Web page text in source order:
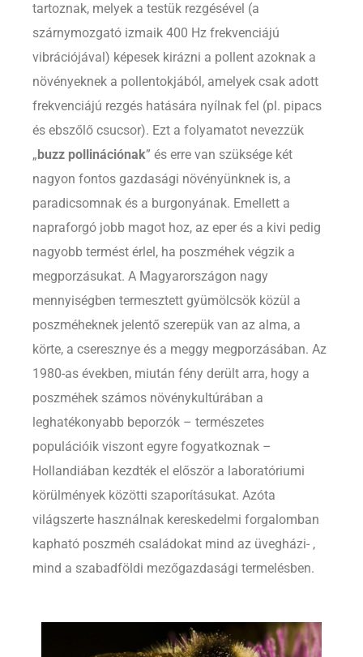
tartoznak, melyek a testük rezgésével (a
szárnymozgató izmaik 400 Hz frekvenciájú
vibrációjával) képesek kirázni a pollent azoknak a
növényeknek a pollentokjából, amelyek csak adott
frekvenciájú rezgés hatására nyílnak fel (pl. pipacs
és ebszőlő csucsor). Ezt a folyamatot nevezzük
„buzz pollinációnak” és erre van szüksége két
nagyon fontos gazdasági növényünknek is, a
paradicsomnak és a burgonyának. Emellett a
napraforgó jobb magot hoz, az eper és a kivi pedig
nagyobb termést érlel, ha poszméhek végzik a
megporzásukat. A Magyarországon nagy
mennyiségben termesztett gyümölcsök közül a
poszméheknek jelentő szerepük van az alma, a
körte, a cseresznye és a meggy megporzásában. Az
1980-as években, miután fény derült arra, hogy a
poszméhek számos növénykultúrában a
leghatékonyabb beporzók – természetes
populációik viszont egyre fogyatkoznak –
Hollandiában kezdték el először a laboratóriumi
körülmények közötti szaporításukat. Azóta
világszerte használnak kereskedelmi forgalomban
kapható poszméh családokat mind az üvegházi- ,
mind a szabadföldi mezőgazdasági termelésben.